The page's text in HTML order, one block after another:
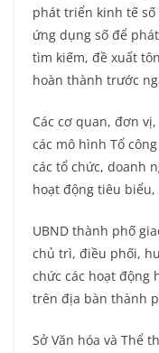
phát triển kinh tế số
ứng dụng số để
tìm kiếm, đề xuất
hoàn thành trước
Các cơ quan, đơn
các mô hình Tổ
các tổ chức, doanh
hoạt động tiêu biểu,
UBND thành phố
chủ trì, điều phối,
chức các hoạt động
trên địa bàn thành
Sở Văn hóa và Thể